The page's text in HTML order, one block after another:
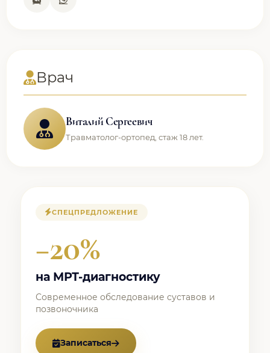
Врач
Виталий Сергеевич
Травматолог-ортопед, стаж 18 лет.
СПЕЦПРЕДЛОЖЕНИЕ
−20%
на МРТ-диагностику
Современное обследование суставов и
позвоночника
Записаться